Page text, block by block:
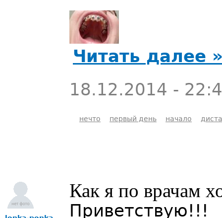
Читать далее
18.12.2014 -
нечто первый день начало
Как я по врачам
Приветствую!!!